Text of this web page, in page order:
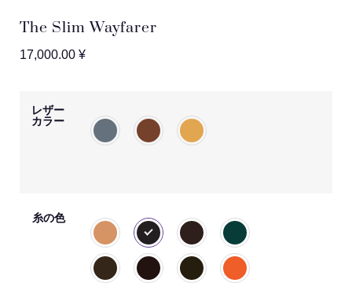
The Slim Wayfarer
17,000.00 ¥
レザー
カラー
糸の色